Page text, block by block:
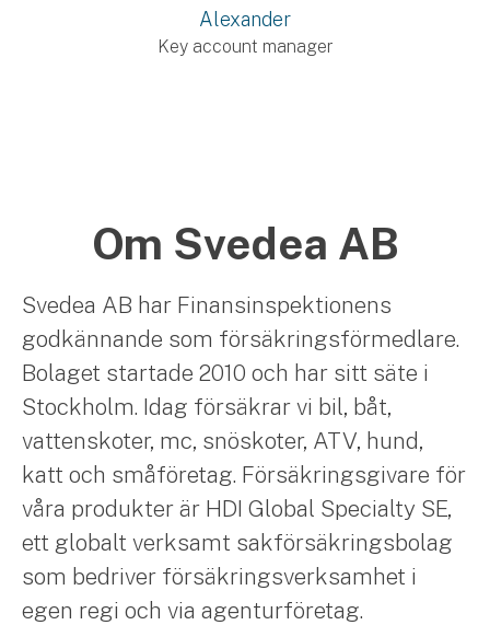
Alexander
Key account manager
Om Svedea AB
Svedea AB har Finansinspektionens
godkännande som försäkringsförmedlare.
Bolaget startade 2010 och har sitt säte i
Stockholm. Idag försäkrar vi bil, båt,
vattenskoter, mc, snöskoter, ATV, hund,
katt och småföretag. Försäkringsgivare för
våra produkter är HDI Global Specialty SE,
ett globalt verksamt sakförsäkringsbolag
som bedriver försäkringsverksamhet i
egen regi och via agenturföretag.